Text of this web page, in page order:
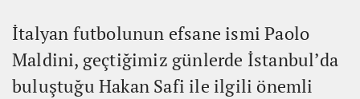
İtalyan futbolunun efsane ismi Paolo
Maldini, geçtiğimiz günlerde İstanbul’da
buluştuğu Hakan Safi ile ilgili önemli